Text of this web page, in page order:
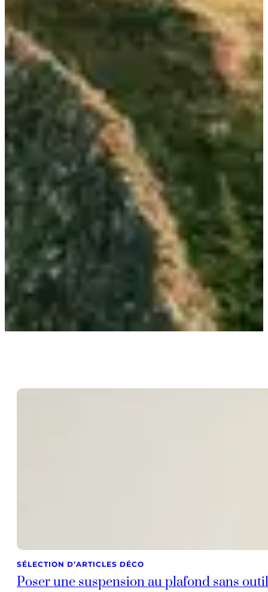
SÉLECTION D’ARTICLES DÉCO
Poser une suspension au plafond sans